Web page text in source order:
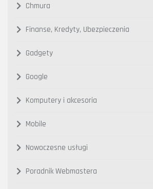
Chmura
Finanse, Kredyty, Ubezpieczenia
Gadgety
Google
Komputery i akcesoria
Mobile
Nowoczesne usługi
Poradnik Webmastera